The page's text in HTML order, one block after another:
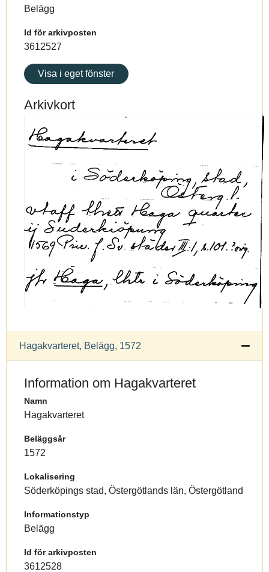
Belägg
Id för arkivposten
3612527
Visa i eget fönster
Arkivkort
Hagakvarteret, Belägg, 1572
Information om Hagakvarteret
Namn
Hagakvarteret
Beläggsår
1572
Lokalisering
Söderköpings stad, Östergötlands län, Östergötland
Informationstyp
Belägg
Id för arkivposten
3612528